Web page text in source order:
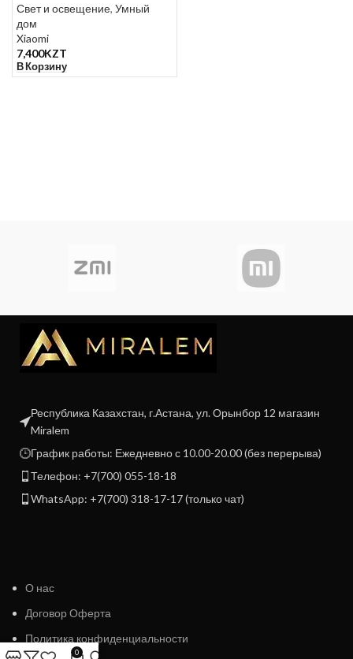
Свет и освещение, Умный
дом
Xiaomi
7,400KZT
В Корзину
Республика Казахстан, г.Астана, ул. Орынбор 12 магазин
Miralem
График работы: Ежедневно с 10.00-20.00 (без перерыва)
Телефон: +7(700) 055-18-18
WhatsApp: +7(700) 318-17-17 (только чат)
О нас
Договор Оферта
Политика конфиденциальности
0